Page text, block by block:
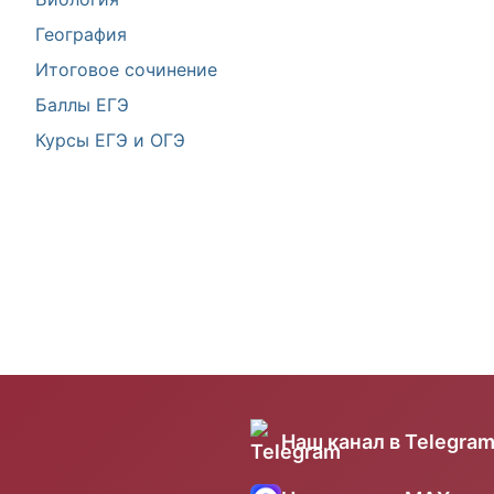
География
Итоговое сочинение
Баллы ЕГЭ
Курсы ЕГЭ и ОГЭ
Наш канал в Telegram